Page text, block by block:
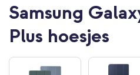
Samsung
Plus hoesjes